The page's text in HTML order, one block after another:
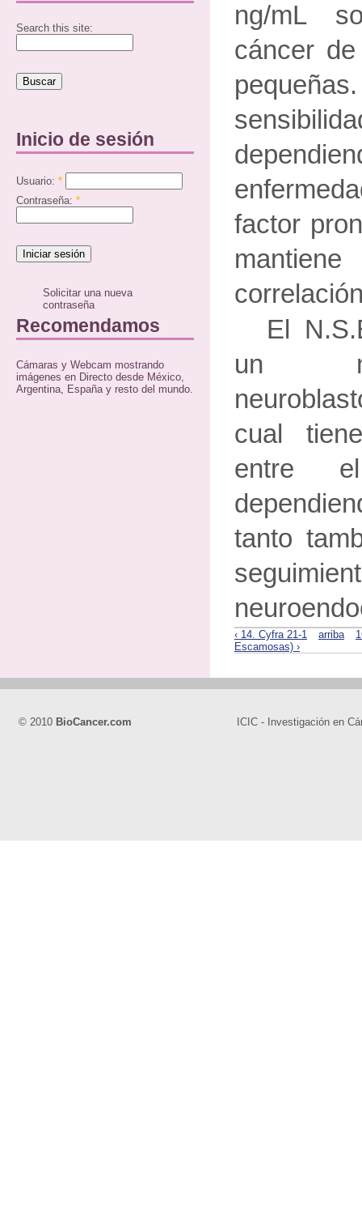
Search this site:
Inicio de sesión
Usuario: *
Contraseña: *
Solicitar una nueva
contraseña
Recomendamos
Cámaras y Webcam mostrando
imágenes en Directo desde México,
Argentina, España y resto del mundo.
ng/mL
cáncer
factor
El
un
cual
entre
tanto
‹ 14. Cyfra 21-1 arriba
Escamosas) ›
© 2010 BioCancer.com ICIC - Investigación en